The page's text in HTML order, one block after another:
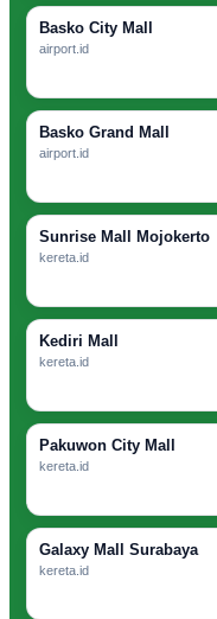
Basko City Mall
airport.id
Basko Grand Mall
airport.id
Sunrise Mall Mojokerto
kereta.id
Kediri Mall
kereta.id
Pakuwon City Mall
kereta.id
Galaxy Mall Surabaya
kereta.id